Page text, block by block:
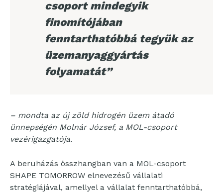
csoport mindegyik
finomítójában
fenntarthatóbbá tegyük az
üzemanyaggyártás
folyamatát”
– mondta az új zöld hidrogén üzem átadó
ünnepségén Molnár József, a MOL-csoport
vezérigazgatója.
A beruházás összhangban van a MOL-csoport
SHAPE TOMORROW elnevezésű vállalati
stratégiájával, amellyel a vállalat fenntarthatóbbá,